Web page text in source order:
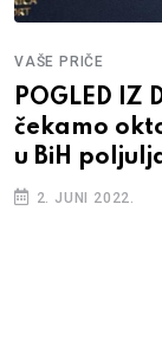
VAŠE PRIČE
POGLED IZ
čekamo
u BiH
2. JUNI 2022.